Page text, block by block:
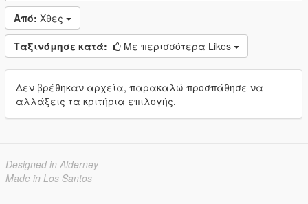
Από: Χθες
Ταξινόμησε κατά: Με περισσότερα Likes
Δεν βρέθηκαν αρχεία, παρακαλώ προσπάθησε να
αλλάξεις τα κριτήρια επιλογής.
Designed in Alderney
Made in Los Santos